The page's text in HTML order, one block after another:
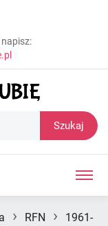
Szukaj
› RFN ›
1961-